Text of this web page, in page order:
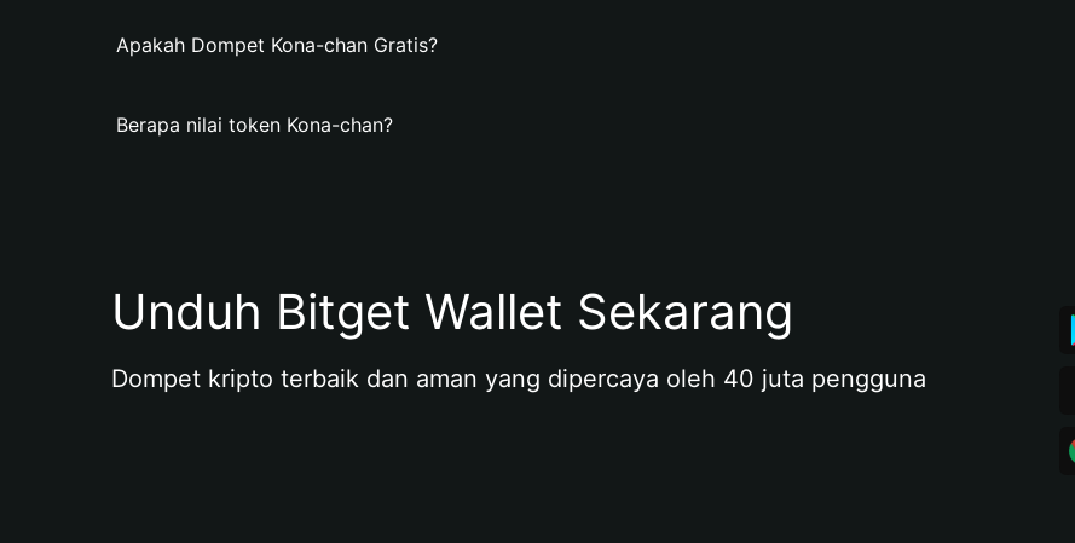
Apakah Dompet Kona-chan Gratis?
Berapa nilai token Kona-chan?
Unduh Bitget Wallet Sekarang
Dompet kripto terbaik dan aman yang dipercaya oleh 40 juta pengguna